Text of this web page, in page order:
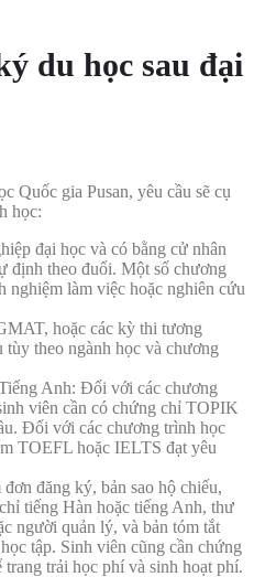
du học sau đại
Quốc gia Pusan, yêu cầu sẽ cụ
học:
đại học và có bằng cử nhân
định theo đuổi. Một số chương
nghiệm làm việc hoặc nghiên cứu
hoặc các kỳ thi tương
theo ngành học và chương
Anh: Đối với các chương
viên cần có chứng chỉ TOPIK
Đối với các chương trình học
TOEFL hoặc IELTS đạt yêu
đăng ký, bản sao hộ chiếu,
tiếng Hàn hoặc tiếng Anh, thư
người quản lý, và bản tóm tắt
tập. Sinh viên cũng cần chứng
trải học phí và sinh hoạt phí.